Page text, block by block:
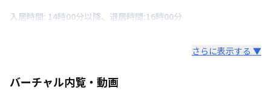
入居時間: 14時00分以降、退居時間:16時00分
さらに表示する ▼
バーチャル内覧・動画